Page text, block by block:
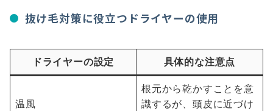
抜け毛対策に役立つドライヤーの使用
ドライヤーの設定 具体的な注意点
温風
根元から乾かすことを意
識するが、頭皮に近づけ